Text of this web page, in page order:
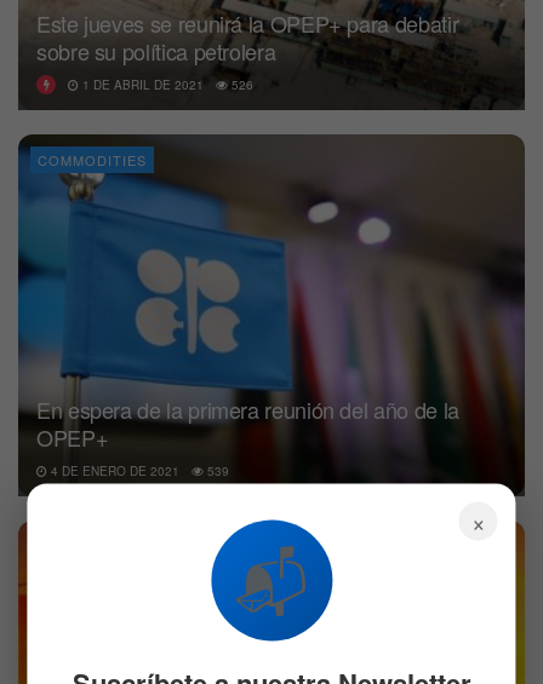
Este jueves se reunirá la OPEP+ para debatir
sobre su política petrolera
1 DE ABRIL DE 2021 526
COMMODITIES
En espera de la primera reunión del año de la
OPEP+
4 DE ENERO DE 2021 539
×
📬